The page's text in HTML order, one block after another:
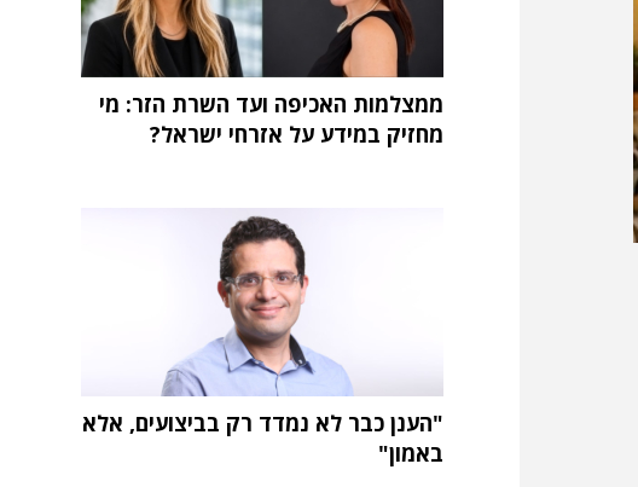
ממצלמות האכיפה ועד השרת הזר: מי
מחזיק במידע על אזרחי ישראל?
"הענן כבר לא נמדד רק בביצועים, אלא
באמון"